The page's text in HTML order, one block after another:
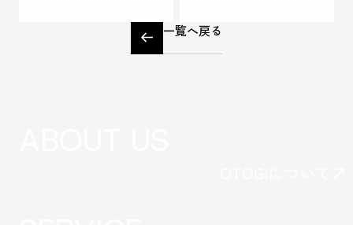
は50万円台に！建設系ス 一覧へ戻る